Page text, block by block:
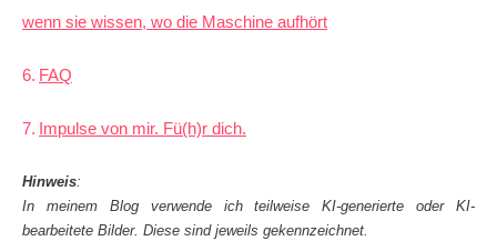
wenn sie wissen, wo die Maschine aufhört
FAQ
Impulse von mir. Fü(h)r dich.
Hinweis:
In meinem Blog verwende ich teilweise KI-generierte oder KI-
bearbeitete Bilder. Diese sind jeweils gekennzeichnet.